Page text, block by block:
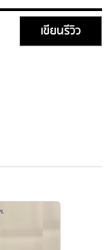
เขียนรีวิว